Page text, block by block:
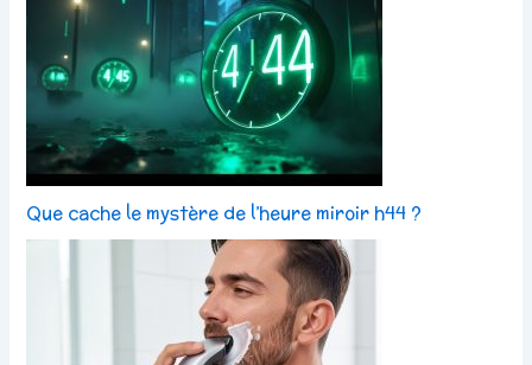
Que cache le mystère de l’heure miroir h44 ?